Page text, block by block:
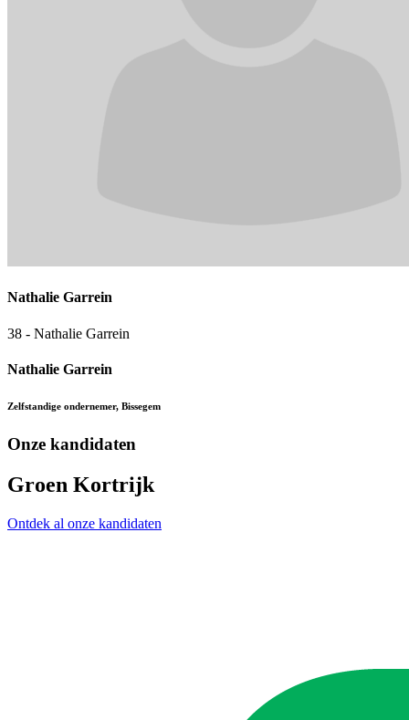
Nathalie Garrein
38 - Nathalie Garrein
Nathalie Garrein
Zelfstandige ondernemer, Bissegem
Onze kandidaten
Groen Kortrijk
Ontdek al onze kandidaten